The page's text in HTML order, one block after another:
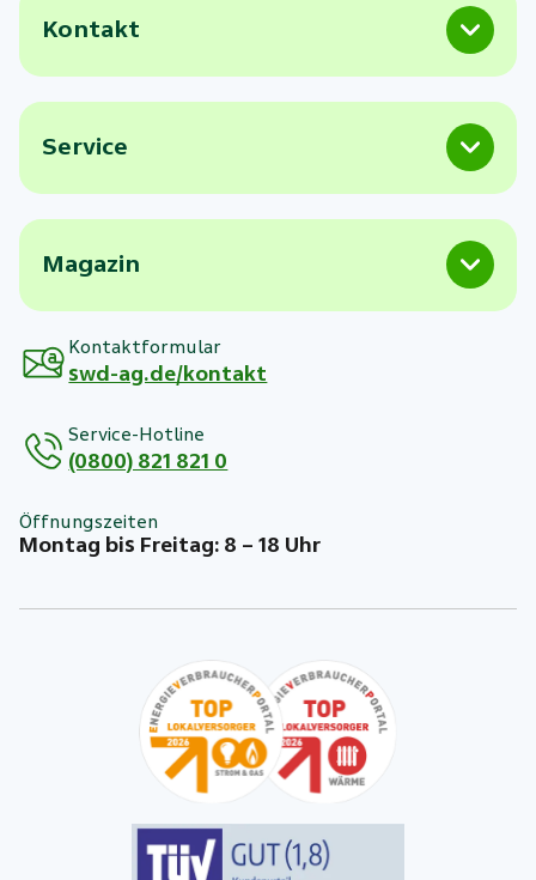
Kontakt
Service
Magazin
Kontaktformular
swd-ag.de/kontakt
Service-Hotline
(0800) 821 821 0
Öffnungszeiten
Montag bis Freitag: 8 – 18 Uhr